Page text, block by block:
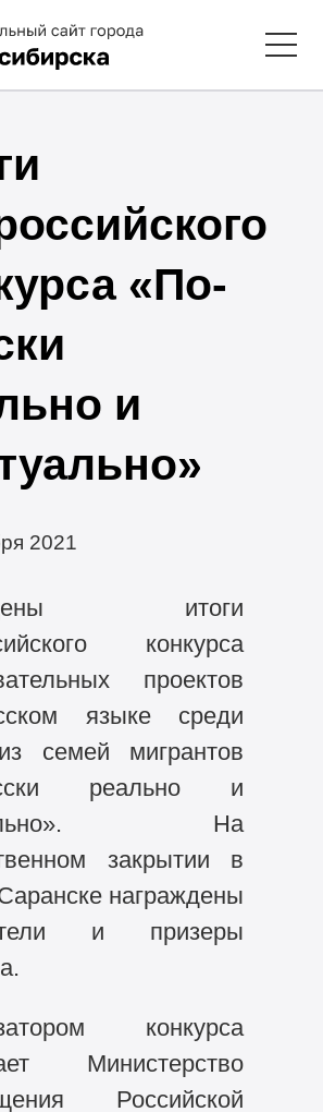
«По-
и
2021
итоги
конкурса
проектов
языке среди
семей мигрантов
реально и
На
закрытии в
награждены
и призеры
конкурса
Министерство
Российской